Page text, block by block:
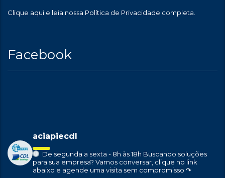
Clique aqui e leia nossa Política de Privacidade completa.
Facebook
aciapiecdl
De segunda a sexta - 8h às 18h Buscando soluções
para sua empresa? Vamos conversar, clique no link
abaixo e agende uma visita sem compromisso ↷